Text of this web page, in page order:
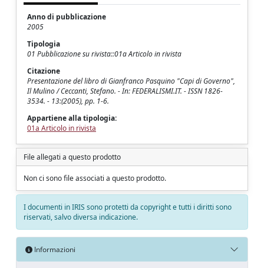
Anno di pubblicazione
2005
Tipologia
01 Pubblicazione su rivista::01a Articolo in rivista
Citazione
Presentazione del libro di Gianfranco Pasquino "Capi di Governo",
Il Mulino / Ceccanti, Stefano. - In: FEDERALISMI.IT. - ISSN 1826-
3534. - 13:(2005), pp. 1-6.
Appartiene alla tipologia:
01a Articolo in rivista
File allegati a questo prodotto
Non ci sono file associati a questo prodotto.
I documenti in IRIS sono protetti da copyright e tutti i diritti sono
riservati, salvo diversa indicazione.
Informazioni